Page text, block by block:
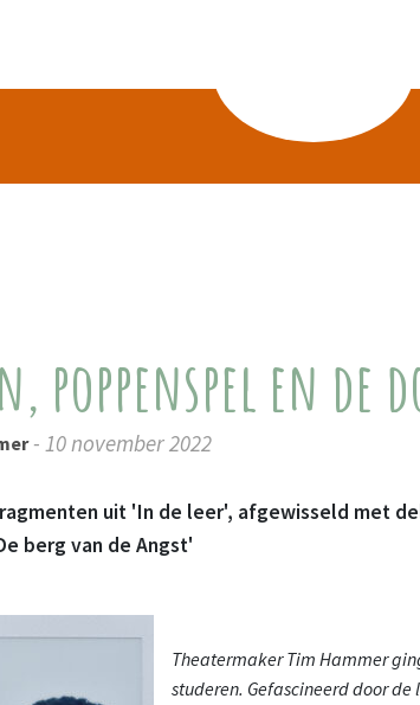
poppenspel en de
- 10 november 2022
uit 'In de leer', afgewisseld met
berg van de Angst'
Theatermaker Tim Hammer
studeren. Gefascineerd door